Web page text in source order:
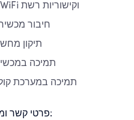
תמיכה ב-WiFi וקישוריות רשת
חיבור
תיקון
תמיכה
תמיכה במערכת
פרטי קשר ומדיה חברתית: